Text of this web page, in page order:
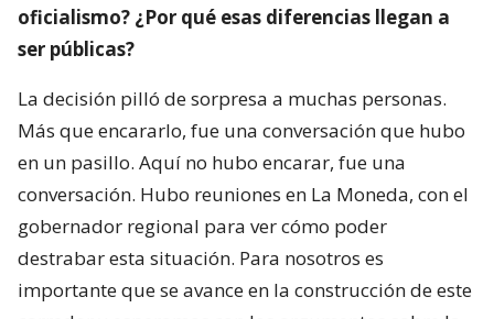
oficialismo? ¿Por qué esas diferencias llegan a
ser públicas?
La decisión pilló de sorpresa a muchas personas.
Más que encararlo, fue una conversación que hubo
en un pasillo. Aquí no hubo encarar, fue una
conversación. Hubo reuniones en La Moneda, con el
gobernador regional para ver cómo poder
destrabar esta situación. Para nosotros es
importante que se avance en la construcción de este